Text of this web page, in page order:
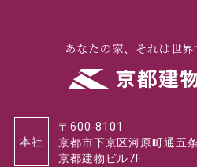
あなたの家、それは世
本社
〒600-8101
京都市下京区河原町通五
京都建物ビル7F